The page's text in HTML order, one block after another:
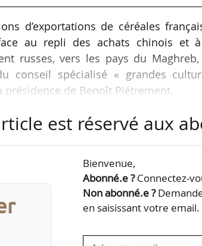
d’exportations de céréales
au repli des achats chinois et
russes, vers les pays du Maghreb,
conseil spécialisé « grandes
de Benoît Piétrement.
sont ainsi réduites à 3,5 Mt vers
revues en…
est réservé aux
Bienvenue,
Abonné.e ?Connectez-
Non abonné.e ?
en saisissant votre email.